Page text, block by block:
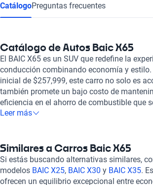
CatálogoPreguntas frecuentes
Catálogo de Autos Baic X65
El BAIC X65 es un SUV que redefine la
conducción combinando economía y estilo.
inicial de $257,999, este carro no solo es
también promete un bajo costo de
eficiencia en el ahorro de combustible que
perfectamente a tu presupuesto. Su diseño
Además, la seguridad vehicular es una
equipado con características que te
cada viaje. Entre los modelos disponibles
X65 2018y 2019 destacan por su
Leer más
Similares a Carros Baic X65
Si estás buscando alternativas similares,
modelos BAIC X25, BAIC X30 y BAIC X35.
ofrecen un equilibrio excepcional entre